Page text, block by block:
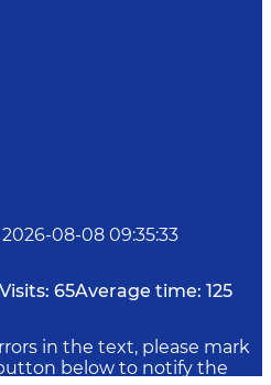
2026-08-08 09:35:33
Visits: 65Average time: 125
in the text, please mark
below to notify the